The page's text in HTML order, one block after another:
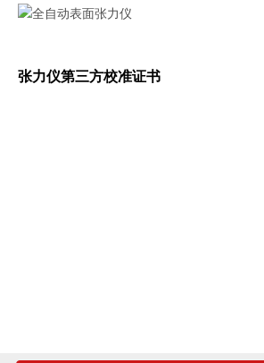
张力仪第三方校准证书